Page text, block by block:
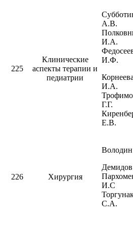
225
Клинические
аспекты терапии и
педиатрии
А.В.
И.А.
И.Ф.
И.А.
Г.Г.
Е.В.
226 Хирургия
И.С
С.А.